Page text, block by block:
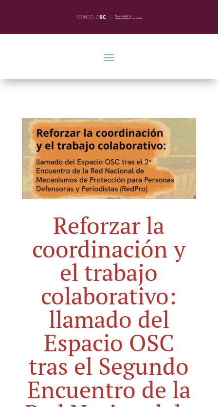
Reforzar la
coordinación y
el trabajo
colaborativo:
llamado del
Espacio OSC
tras el Segundo
Encuentro de la